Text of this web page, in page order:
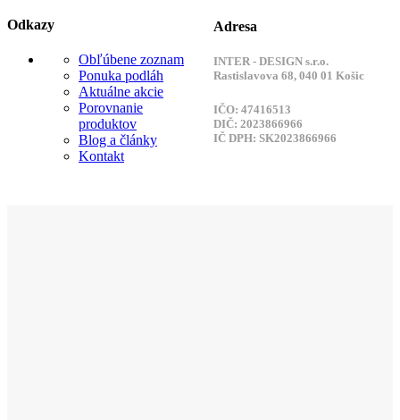
Odkazy
Obľúbene zoznam
Ponuka podláh
Aktuálne akcie
Porovnanie
produktov
Blog a články
Kontakt
Adresa
INTER - DESIGN s.r.o.
Rastislavova 68, 040 01 Košic
IČO: 47416513
DIČ: 2023866966
IČ DPH: SK2023866966